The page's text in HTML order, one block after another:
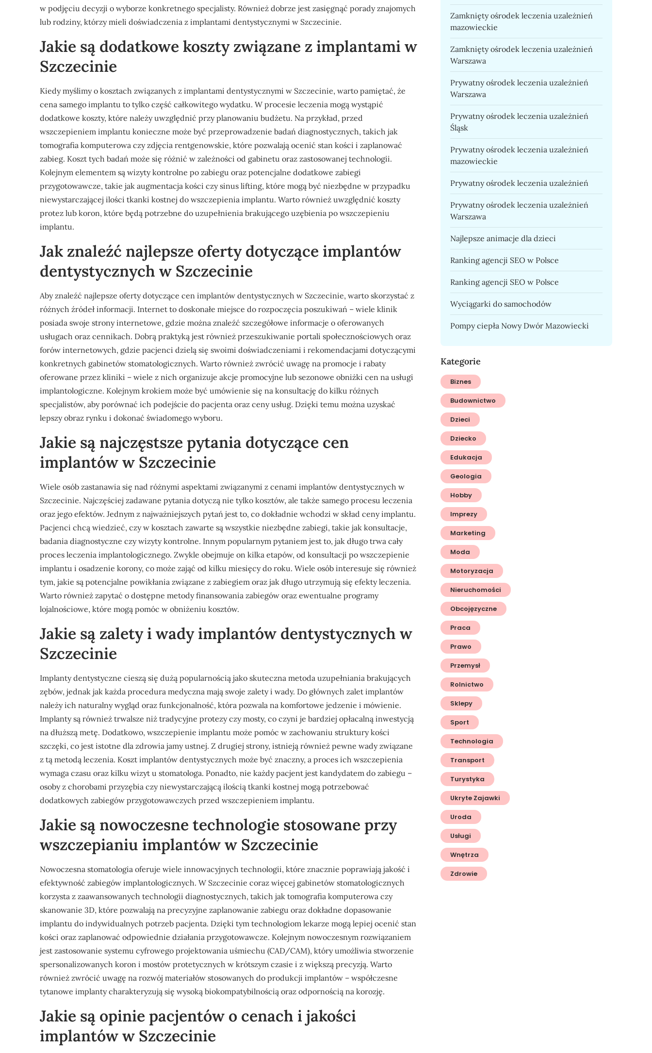
w podjęciu decyzji o wyborze konkretnego specjalisty. Również dobrze jest zasięgnąć porady znajomych
lub rodziny, którzy mieli doświadczenia z implantami dentystycznymi w Szczecinie.
Jakie są dodatkowe koszty związane z implantami w
Szczecinie
Kiedy myślimy o kosztach związanych z implantami dentystycznymi w Szczecinie, warto pamiętać, że
cena samego implantu to tylko część całkowitego wydatku. W procesie leczenia mogą wystąpić
dodatkowe koszty, które należy uwzględnić przy planowaniu budżetu. Na przykład, przed
wszczepieniem implantu konieczne może być przeprowadzenie badań diagnostycznych, takich jak
tomografia komputerowa czy zdjęcia rentgenowskie, które pozwalają ocenić stan kości i zaplanować
zabieg. Koszt tych badań może się różnić w zależności od gabinetu oraz zastosowanej technologii.
Kolejnym elementem są wizyty kontrolne po zabiegu oraz potencjalne dodatkowe zabiegi
przygotowawcze, takie jak augmentacja kości czy sinus lifting, które mogą być niezbędne w przypadku
niewystarczającej ilości tkanki kostnej do wszczepienia implantu. Warto również uwzględnić koszty
protez lub koron, które będą potrzebne do uzupełnienia brakującego uzębienia po wszczepieniu
implantu.
Jak znaleźć najlepsze oferty dotyczące implantów
dentystycznych w Szczecinie
Aby znaleźć najlepsze oferty dotyczące cen implantów dentystycznych w Szczecinie, warto skorzystać z
różnych źródeł informacji. Internet to doskonałe miejsce do rozpoczęcia poszukiwań – wiele klinik
posiada swoje strony internetowe, gdzie można znaleźć szczegółowe informacje o oferowanych
usługach oraz cennikach. Dobrą praktyką jest również przeszukiwanie portali społecznościowych oraz
forów internetowych, gdzie pacjenci dzielą się swoimi doświadczeniami i rekomendacjami dotyczącymi
konkretnych gabinetów stomatologicznych. Warto również zwrócić uwagę na promocje i rabaty
oferowane przez kliniki – wiele z nich organizuje akcje promocyjne lub sezonowe obniżki cen na usługi
implantologiczne. Kolejnym krokiem może być umówienie się na konsultację do kilku różnych
specjalistów, aby porównać ich podejście do pacjenta oraz ceny usług. Dzięki temu można uzyskać
lepszy obraz rynku i dokonać świadomego wyboru.
Jakie są najczęstsze pytania dotyczące cen
implantów w Szczecinie
Wiele osób zastanawia się nad różnymi aspektami związanymi z cenami implantów dentystycznych w
Szczecinie. Najczęściej zadawane pytania dotyczą nie tylko kosztów, ale także samego procesu leczenia
oraz jego efektów. Jednym z najważniejszych pytań jest to, co dokładnie wchodzi w skład ceny implantu.
Pacjenci chcą wiedzieć, czy w kosztach zawarte są wszystkie niezbędne zabiegi, takie jak konsultacje,
badania diagnostyczne czy wizyty kontrolne. Innym popularnym pytaniem jest to, jak długo trwa cały
proces leczenia implantologicznego. Zwykle obejmuje on kilka etapów, od konsultacji po wszczepienie
implantu i osadzenie korony, co może zająć od kilku miesięcy do roku. Wiele osób interesuje się również
tym, jakie są potencjalne powikłania związane z zabiegiem oraz jak długo utrzymują się efekty leczenia.
Warto również zapytać o dostępne metody finansowania zabiegów oraz ewentualne programy
lojalnościowe, które mogą pomóc w obniżeniu kosztów.
Jakie są zalety i wady implantów dentystycznych w
Szczecinie
Implanty dentystyczne cieszą się dużą popularnością jako skuteczna metoda uzupełniania brakujących
zębów, jednak jak każda procedura medyczna mają swoje zalety i wady. Do głównych zalet implantów
należy ich naturalny wygląd oraz funkcjonalność, która pozwala na komfortowe jedzenie i mówienie.
Implanty są również trwalsze niż tradycyjne protezy czy mosty, co czyni je bardziej opłacalną inwestycją
na dłuższą metę. Dodatkowo, wszczepienie implantu może pomóc w zachowaniu struktury kości
szczęki, co jest istotne dla zdrowia jamy ustnej. Z drugiej strony, istnieją również pewne wady związane
z tą metodą leczenia. Koszt implantów dentystycznych może być znaczny, a proces ich wszczepienia
wymaga czasu oraz kilku wizyt u stomatologa. Ponadto, nie każdy pacjent jest kandydatem do zabiegu –
osoby z chorobami przyzębia czy niewystarczającą ilością tkanki kostnej mogą potrzebować
dodatkowych zabiegów przygotowawczych przed wszczepieniem implantu.
Jakie są nowoczesne technologie stosowane przy
wszczepianiu implantów w Szczecinie
Nowoczesna stomatologia oferuje wiele innowacyjnych technologii, które znacznie poprawiają jakość i
efektywność zabiegów implantologicznych. W Szczecinie coraz więcej gabinetów stomatologicznych
korzysta z zaawansowanych technologii diagnostycznych, takich jak tomografia komputerowa czy
skanowanie 3D, które pozwalają na precyzyjne zaplanowanie zabiegu oraz dokładne dopasowanie
implantu do indywidualnych potrzeb pacjenta. Dzięki tym technologiom lekarze mogą lepiej ocenić stan
kości oraz zaplanować odpowiednie działania przygotowawcze. Kolejnym nowoczesnym rozwiązaniem
jest zastosowanie systemu cyfrowego projektowania uśmiechu (CAD/CAM), który umożliwia stworzenie
spersonalizowanych koron i mostów protetycznych w krótszym czasie i z większą precyzją. Warto
również zwrócić uwagę na rozwój materiałów stosowanych do produkcji implantów – współczesne
tytanowe implanty charakteryzują się wysoką biokompatybilnością oraz odpornością na korozję.
Jakie są opinie pacjentów o cenach i jakości
implantów w Szczecinie
Zamknięty ośrodek leczenia uzależnień
mazowieckie
Zamknięty ośrodek leczenia uzależnień
Warszawa
Prywatny ośrodek leczenia uzależnień
Warszawa
Prywatny ośrodek leczenia uzależnień
Śląsk
Prywatny ośrodek leczenia uzależnień
mazowieckie
Prywatny ośrodek leczenia uzależnień
Prywatny ośrodek leczenia uzależnień
Warszawa
Najlepsze animacje dla dzieci
Ranking agencji SEO w Polsce
Ranking agencji SEO w Polsce
Wyciągarki do samochodów
Pompy ciepła Nowy Dwór Mazowiecki
Kategorie
Biznes
Budownictwo
Dzieci
Dziecko
Edukacja
Geologia
Hobby
Imprezy
Marketing
Moda
Motoryzacja
Nieruchomości
Obcojęzyczne
Praca
Prawo
Przemysł
Rolnictwo
Sklepy
Sport
Technologia
Transport
Turystyka
Ukryte Zajawki
Uroda
Usługi
Wnętrza
Zdrowie